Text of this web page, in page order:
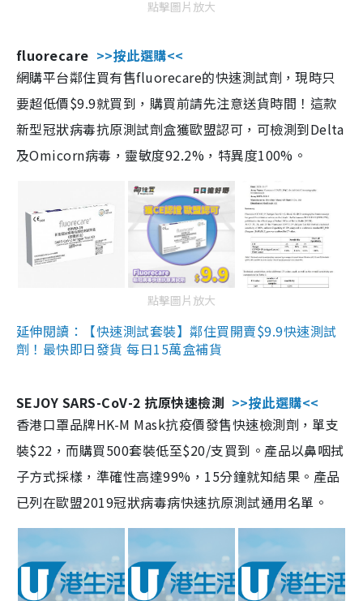
點擊圖片放大
fluorecare >>按此選購<<
網購平台鄰住買有售fluorecare的快速測試劑，現時只
要超低價$9.9就買到，購買前請先注意送貨時間！這款
新型冠狀病毒抗原測試劑盒獲歐盟認可，可檢測到Delta
及Omicorn病毒，靈敏度92.2%，特異度100%。
點擊圖片放大
延伸閱讀：【快速測試套裝】鄰住買開賣$9.9快速測試
劑！最快即日發貨 每日15萬盒補貨
SEJOY SARS-CoV-2 抗原快速檢測 >>按此選購<<
香港口罩品牌HK-M Mask抗疫價發售快速檢測劑，單支
裝$22，而購買500套裝低至$20/支買到。產品以鼻咽拭
子方式採樣，準確性高達99%，15分鐘就知結果。產品
已列在歐盟2019冠狀病毒病快速抗原測試通用名單。